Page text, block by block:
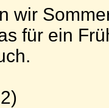
wir
für ein